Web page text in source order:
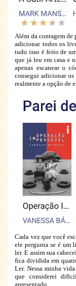
Além da contagem
adicionar todos os
tudo isso é feito de
que já leu em casa e
apenas escanear o
consegui adicionar
realmente a opção de
Cada vez que você
ele pergunta se é um
ler. E assim sua
fica dividida em
Ler. Nessa minha
que considerei
apresentado.